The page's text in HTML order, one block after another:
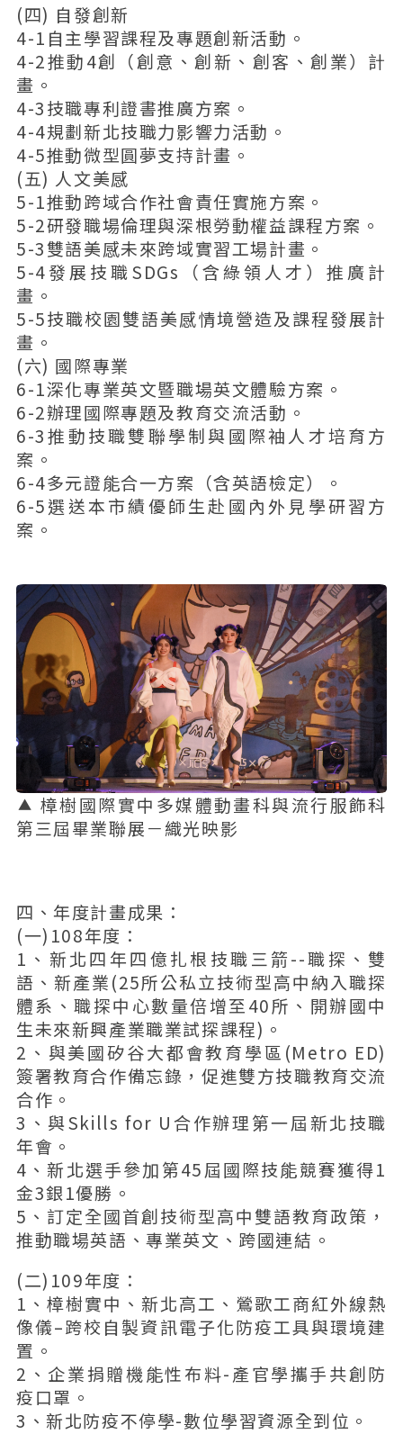
(四) 自發創新
4-1自主學習課程及專題創新活動。
4-2推動4創（創意、創新、創客、創業）計
畫。
4-3技職專利證書推廣方案。
4-4規劃新北技職力影響力活動。
4-5推動微型圓夢支持計畫。
(五) 人文美感
5-1推動跨域合作社會責任實施方案。
5-2研發職場倫理與深根勞動權益課程方案。
5-3雙語美感未來跨域實習工場計畫。
5-4發展技職SDGs（含綠領人才）推廣計
畫。
5-5技職校園雙語美感情境營造及課程發展計
畫。
(六) 國際專業
6-1深化專業英文暨職場英文體驗方案。
6-2辦理國際專題及教育交流活動。
6-3推動技職雙聯學制與國際袖人才培育方
案。
6-4多元證能合一方案（含英語檢定）。
6-5選送本市績優師生赴國內外見學研習方
案。
樟樹國際實中多媒體動畫科與流行服飾科
第三屆畢業聯展－織光映影
四、年度計畫成果：
(一)108年度：
1、新北四年四億扎根技職三箭--職探、雙
語、新產業(25所公私立技術型高中納入職探
體系、職探中心數量倍增至40所、開辦國中
生未來新興產業職業試探課程)。
2、與美國矽谷大都會教育學區(Metro ED)
簽署教育合作備忘錄，促進雙方技職教育交流
合作。
3、與Skills for U合作辦理第一屆新北技職
年會。
4、新北選手參加第45屆國際技能競賽獲得1
金3銀1優勝。
5、訂定全國首創技術型高中雙語教育政策，
推動職場英語、專業英文、跨國連結。
(二)109年度：
1、樟樹實中、新北高工、鶯歌工商紅外線熱
像儀–跨校自製資訊電子化防疫工具與環境建
置。
2、企業捐贈機能性布料-產官學攜手共創防
疫口罩。
3、新北防疫不停學-數位學習資源全到位。